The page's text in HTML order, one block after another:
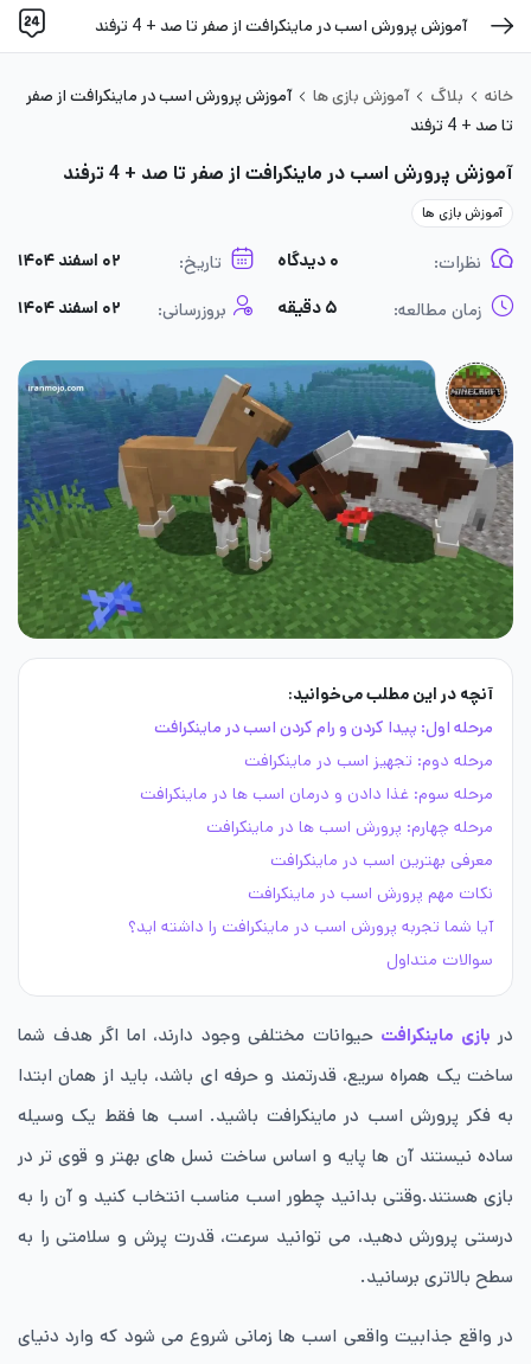
آموزش پرورش اسب در ماینکرافت از صفر تا صد + 4 ترفند
خانه بلاگ آموزش بازی ها
آموزش پرورش اسب در ماینکرافت از صفر
تا صد + 4 ترفند
آموزش پرورش اسب در ماینکرافت از صفر تا صد + 4 ترفند
آموزش بازی ها
نظرات: ۰ دیدگاه تاریخ: ۰۲ اسفند ۱۴۰۴
زمان مطالعه: ۵ دقیقه بروزرسانی: ۰۲ اسفند ۱۴۰۴
آنچه در این مطلب می‌خوانید:
مرحله اول: پیدا کردن و رام کردن اسب در ماینکرافت
مرحله دوم: تجهیز اسب در ماینکرافت
مرحله سوم: غذا دادن و درمان اسب ‌ها در ماینکرافت
مرحله چهارم: پرورش اسب ‌ها در ماینکرافت
معرفی بهترین اسب در ماینکرافت
نکات مهم پرورش اسب در ماینکرافت
آیا شما تجربه پرورش اسب در ماینکرافت را داشته اید؟
سوالات متداول
در بازی ماینکرافت حیوانات مختلفی وجود دارند، اما اگر هدف شما
ساخت یک همراه سریع، قدرتمند و حرفه ای باشد، باید از همان ابتدا
به فکر پرورش اسب در ماینکرافت باشید. اسب ها فقط یک وسیله
ساده نیستند آن ها پایه و اساس ساخت نسل های بهتر و قوی تر در
بازی هستند.وقتی بدانید چطور اسب مناسب انتخاب کنید و آن را به
درستی پرورش دهید، می توانید سرعت، قدرت پرش و سلامتی را به
سطح بالاتری برسانید.
در واقع جذابیت واقعی اسب ها زمانی شروع می شود که وارد دنیای